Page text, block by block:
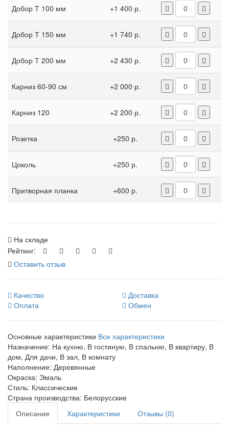
Добор Т 100 мм +1 400 р.
Добор Т 150 мм +1 740 р.
Добор Т 200 мм +2 430 р.
Карниз 60-90 см +2 000 р.
Карниз 120 +2 200 р.
Розетка +250 р.
Цоколь +250 р.
Притворная планка +600 р.
На складе
Рейтинг:
Оставить отзыв
Качество
Доставка
Оплата
Обмен
Основные характеристики Все характеристики
Назначение: На кухню, В гостиную, В спальню, В квартиру, В
дом, Для дачи, В зал, В комнату
Наполнение: Деревянные
Окраска: Эмаль
Стиль: Классические
Страна производства: Белорусские
Описание
Характеристики Отзывы (0)